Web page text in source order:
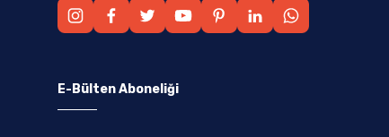
E-Bülten Aboneliği